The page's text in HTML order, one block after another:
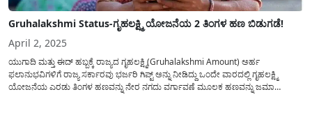
Gruhalakshmi Status-ಗೃಹಲಕ್ಷ್ಮಿ ಯೋಜನೆಯ 2 ತಿಂಗಳ ಹಣ ಬಿಡುಗಡೆ!
April 2, 2025
ಯುಗಾದಿ ಮತ್ತು ಈದ್ ಹಬ್ಬಕ್ಕೆ ರಾಜ್ಯದ ಗೃಹಲಕ್ಷ್ಮಿ(Gruhalakshmi Amount) ಅರ್ಹ
ಫಲಾನುಭವಿಗಳಿಗೆ ರಾಜ್ಯ ಸರ್ಕಾರವು ಭರ್ಜರಿ ಗಿಪ್ಟ್ ಅನ್ನು ನೀಡಿದ್ದು ಒಂದೇ ವಾರದಲ್ಲಿ ಗೃಹಲಕ್ಷ್ಮಿ
ಯೋಜನೆಯ ಎರಡು ತಿಂಗಳ ಹಣವನ್ನು ನೇರ ನಗದು ವರ್ಗಾವಣೆ ಮೂಲಕ ಹಣವನ್ನು ಜಮಾ